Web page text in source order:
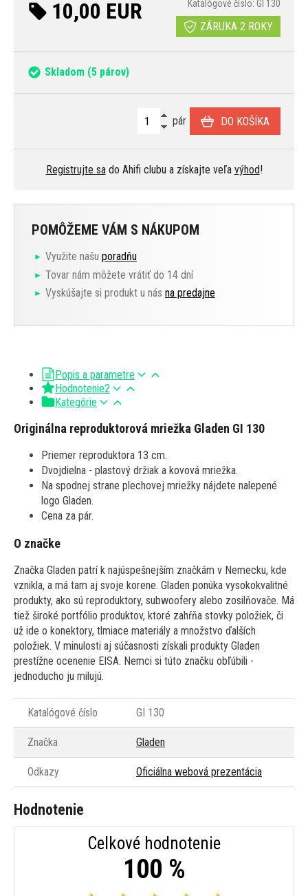
10,00 EUR Katalógové číslo: GI 130
ZÁRUKA 2 ROKY
Skladom (5 párov)
pár DO KOŠÍKA
Registrujte sado Ahifi clubu a získajte veľa výhod!
POMÔŽEME VÁM S NÁKUPOM
Využite našu poradňu
Tovar nám môžete vrátiť do 14 dní
Vyskúšajte si produkt u nás na predajne
Popis a parametre
Hodnotenie2
Kategórie
Originálna reproduktorová mriežka Gladen GI 130
Priemer reproduktora 13 cm.
Dvojdielna - plastový držiak a kovová mriežka.
Na spodnej strane plechovej mriežky nájdete nalepené
logo Gladen.
Cena za pár.
O značke
Značka Gladen patrí k najúspešnejším značkám v Nemecku, kde
vznikla, a má tam aj svoje korene. Gladen ponúka vysokokvalitné
produkty, ako sú reproduktory, subwoofery alebo zosilňovače. Má
tiež široké portfólio produktov, ktoré zahŕňa stovky položiek, či
už ide o konektory, tlmiace materiály a množstvo ďalších
položiek. V minulosti aj súčasnosti získali produkty Gladen
prestížne ocenenie EISA. Nemci si túto značku obľúbili -
jednoducho ju milujú.
Katalógové číslo GI 130
Značka Gladen
Odkazy Oficiálna webová prezentácia
Hodnotenie
Celkové hodnotenie
100 %